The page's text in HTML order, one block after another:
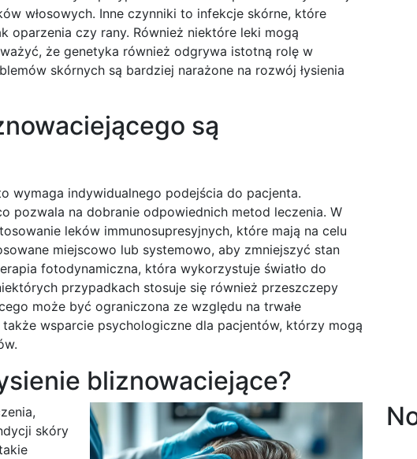
włosowych. Inne czynniki to infekcje skórne, które
oparzenia czy rany. Również niektóre leki mogą
że genetyka również odgrywa istotną rolę w
skórnych są bardziej narażone na rozwój łysienia
są
wymaga indywidualnego podejścia do pacjenta.
pozwala na dobranie odpowiednich metod leczenia. W
leków immunosupresyjnych, które mają na celu
miejscowo lub systemowo, aby zmniejszyć stan
fotodynamiczna, która wykorzystuje światło do
przypadkach stosuje się również przeszczepy
może być ograniczona ze względu na trwałe
wsparcie psychologiczne dla pacjentów, którzy mogą
bliznowaciejące?
skóry